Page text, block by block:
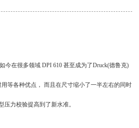
今在很多领域 DPI 610 甚至成为了Druck(德鲁克)
各种优点， 而且在尺寸缩小了一半左右的同时
校验提高到了新水准。